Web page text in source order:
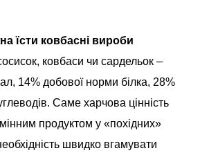
їсти ковбасні вироби
ковбаси чи сардельок –
14% добової норми білка, 28%
Саме харчова цінність
продуктом у «похідних»
швидко вгамувати